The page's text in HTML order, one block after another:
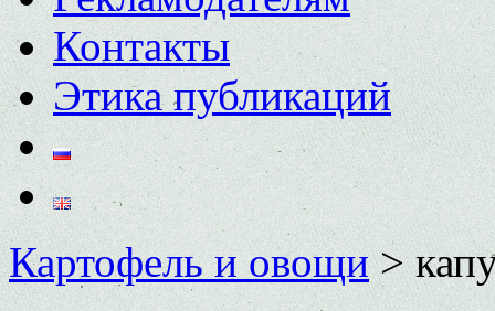
Контакты
Этика публикаций
Картофель и овощи>